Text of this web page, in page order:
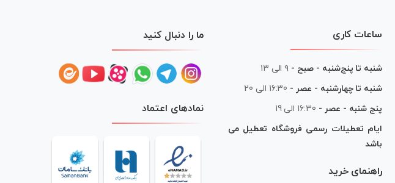
ساعات کاری
شنبه تا پنج‌شنبه - صبح - ۹ الی ۱۳
شنبه تا چهارشنبه - عصر - 16:30 الی 20
پنج شنبه - عصر - 16:30 الی 19
ایام تعطیلات رسمی فروشگاه تعطیل می
باشد
راهنمای خرید
ما را دنبال کنید
نمادهای اعتماد